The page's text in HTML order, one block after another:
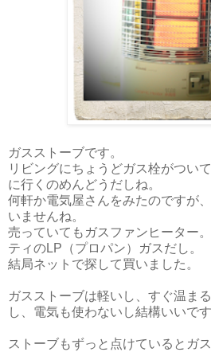
ガスストーブです。
リビングにちょうどガス栓がつい
に行くのめんどうだしね。
何軒か電気屋さんをみたのですが
いませんね。
売っていてもガスファンヒーター
ティのLP（プロパン）ガスだし。
結局ネットで探して買いました。
ガスストーブは軽いし、すぐ温ま
し、電気も使わないし結構いいです
ストーブもずっと点けているとガ